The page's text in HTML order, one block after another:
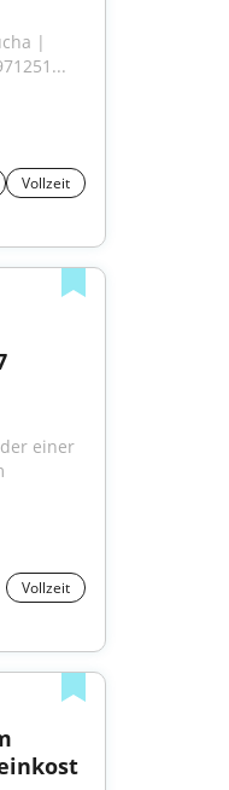
|
Vollzeit
einer
Vollzeit